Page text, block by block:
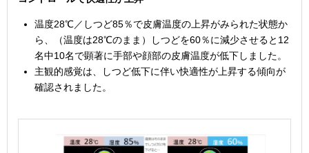
温度28℃／しつど85％で皮膚温度の上昇がみられた状態か
ら、（温度は28℃のまま）しつどを60％に減少させると12
名中10名で顕著に手部や顔部の皮膚温度が低下しました。
主観的感覚は、しつど低下に伴い快適性が上昇する傾向が
確認されました。